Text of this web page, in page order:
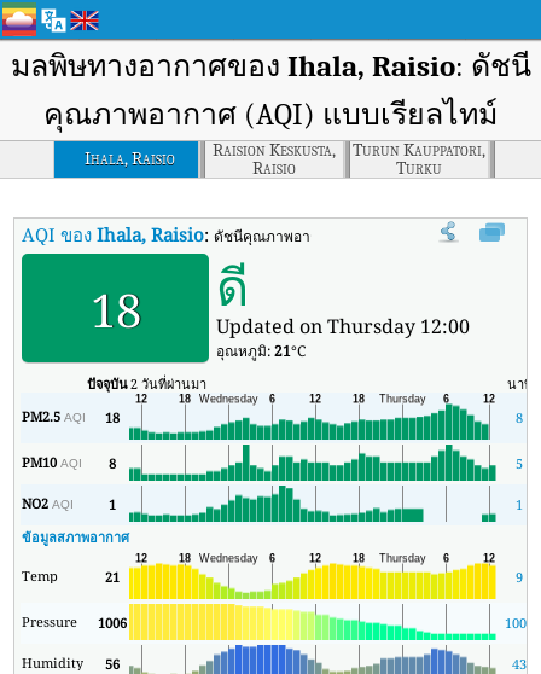
มลพิษทางอากาศของ Ihala, Raisio: ดัชนี
คุณภาพอากาศ (AQI) แบบเรียลไทม์
Ihala, Raisio
Raision Keskusta,
Raisio
Turun Kauppatori,
Turku
AQI ของIhala, Raisio:ดัชนีคุณภาพอากาศ (AQI) แบบเรียลไทม์ของ Ihala,
18 ดี
Updated on Thursday 12:00
อุณหภูมิ:21°C
ปัจจุบัน2 วันที่ผ่านมา นาที
PM2.5AQI 18 8
PM10AQI 8 5
NO2AQI 1
1
ข้อมูลสภาพอากาศ
Temp 21 9
Pressure 1006 1006
Humidity 56 43